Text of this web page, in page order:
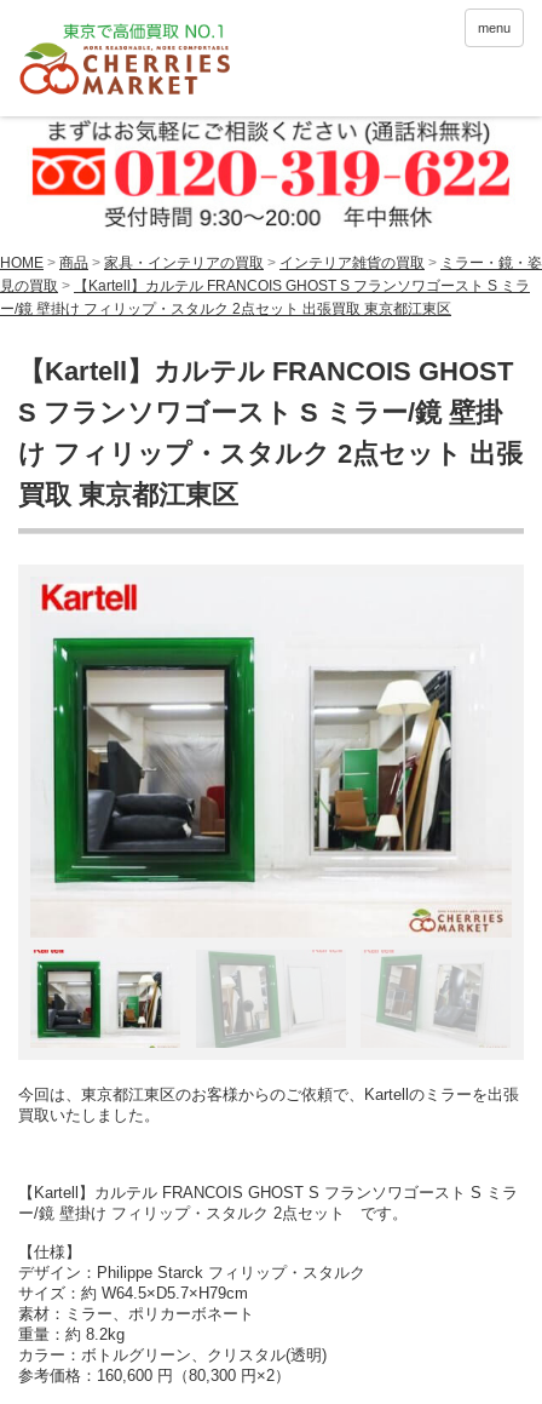
menu
HOME > 商品 > 家具・インテリアの買取 > インテリア雑貨の買取 > ミラー・鏡・姿
見の買取 >
【Kartell】カルテル FRANCOIS GHOST S フランソワゴースト S ミラ
ー/鏡 壁掛け フィリップ・スタルク 2点セット 出張買取 東京都江東区
【Kartell】カルテル FRANCOIS GHOST
S フランソワゴースト S ミラー/鏡 壁掛
け フィリップ・スタルク 2点セット 出張
買取 東京都江東区
今回は、東京都江東区のお客様からのご依頼で、Kartellのミラーを出張
買取いたしました。
【Kartell】カルテル FRANCOIS GHOST S フランソワゴースト S ミラ
ー/鏡 壁掛け フィリップ・スタルク 2点セット です。
【仕様】
デザイン：Philippe Starck フィリップ・スタルク
サイズ：約 W64.5×D5.7×H79cm
素材：ミラー、ポリカーボネート
重量：約 8.2kg
カラー：ボトルグリーン、クリスタル(透明)
参考価格：160,600 円（80,300 円×2）